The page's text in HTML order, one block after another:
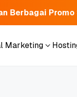
Berbagai
Marketing